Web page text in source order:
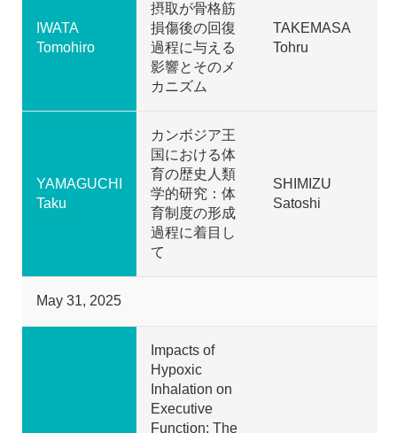
IWATA
Tomohiro
摂取が骨格筋
損傷後の回復
過程に与える
影響とそのメ
カニズム
TAKEMASA
Tohru
YAMAGUCHI
Taku
カンボジア王
国における体
育の歴史人類
学的研究：体
育制度の形成
過程に着目し
て
SHIMIZU
Satoshi
May 31, 2025
Impacts of
Hypoxic
Inhalation on
Executive
Function: The